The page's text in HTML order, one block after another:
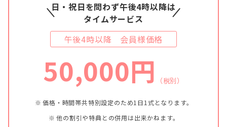
日・祝日を問わず午後4時以降は
タイムサービス
午後4時以降 会員様価格
50,000円 （税別）
価格・時間帯共特別設定のため1日1式となります。
他の割引や特典との併用は出来かねます。